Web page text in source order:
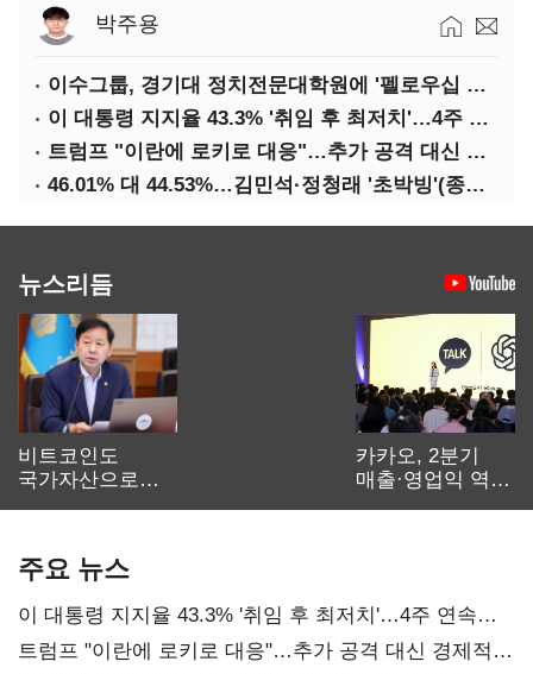
박주용
이수그룹, 경기대 정치전문대학원에 '펠로우십 기금' 3900만원 출연
이 대통령 지지율 43.3% '취임 후 최저치'…4주 연속 '하락'
트럼프 "이란에 로키로 대응"…추가 공격 대신 경제적 압박 시사
46.01% 대 44.53%…김민석·정청래 '초박빙'(종합 2보)
뉴스리듬
비트코인도
국가자산으로…'
카카오, 2분기
매출·영업익 역대
주요 뉴스
이 대통령 지지율 43.3% '취임 후 최저치'…4주 연속
'하락'
트럼프 "이란에 로키로 대응"…추가 공격 대신 경제적